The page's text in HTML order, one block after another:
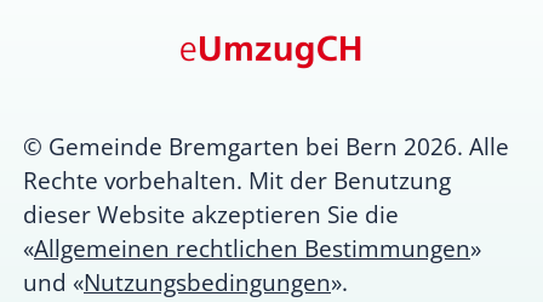
© Gemeinde Bremgarten bei Bern 2026. Alle
Rechte vorbehalten. Mit der Benutzung
dieser Website akzeptieren Sie die
«Allgemeinen rechtlichen Bestimmungen»
und «Nutzungsbedingungen».